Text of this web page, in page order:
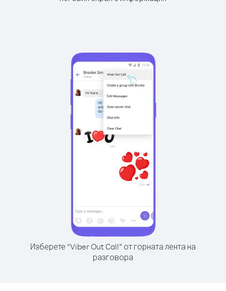
Изберете “Viber Out Call” от горната лента на
разговора